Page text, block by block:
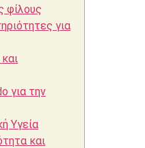
φίλους
για
για την
Υγεία
και